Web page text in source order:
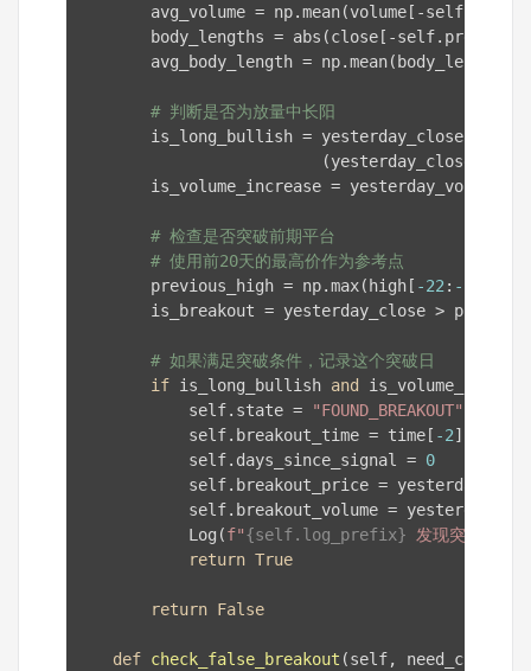
avg_volume = np.mean(volume[-
body_lengths = abs(close[-
        avg_body_length = np.mean(body_lengths)
# 判断是否为放量中长阳
is_long_bullish = yesterday_close >
(yesterday_close -
is_volume_increase = yesterday_volume
# 检查是否突破前期平台
# 使用前20天的最高价作为参考点
        previous_high = np.max(high[
-22 : -2
is_breakout = yesterday_close >
# 如果满足突破条件，记录这个突破日
if is_long_bullish and
            self.state =
"FOUND_BREAKOUT"
            self.breakout_time = time[
-2]
            self.days_since_signal =
0
self.breakout_price =
self.breakout_volume =
            Log(
f"{self.log_prefix} 发现突破形态
return True
return False
def check_false_breakout (self, need_close,